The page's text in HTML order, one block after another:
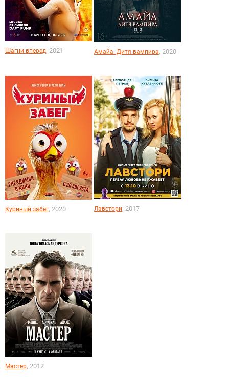
Шагни вперед, 2021 Амайа. Дитя вампира, 2020
Куриный забег, 2020 Лавстори, 2017
Мастер, 2012